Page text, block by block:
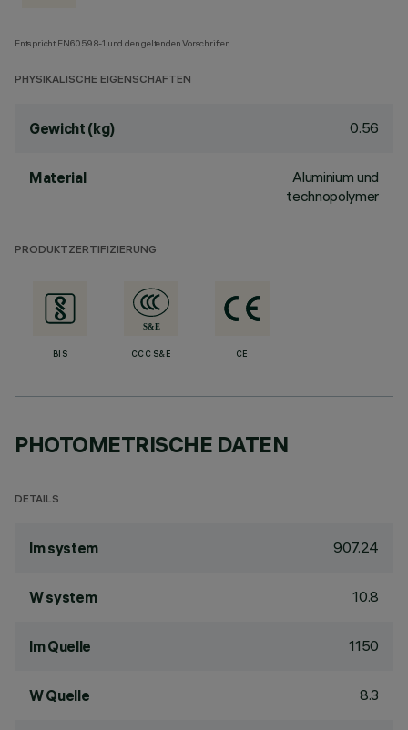
Entspricht EN60598-1 und den geltenden Vorschriften.
PHYSIKALISCHE EIGENSCHAFTEN
Gewicht (kg) 0.56
Material
Aluminium und
technopolymer
PRODUKTZERTIFIZIERUNG
BIS CCC S&E CE
PHOTOMETRISCHE DATEN
DETAILS
lm system 907.24
W system 10.8
lm Quelle 1150
W Quelle 8.3